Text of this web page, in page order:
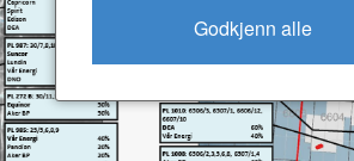
Godkjenn alle